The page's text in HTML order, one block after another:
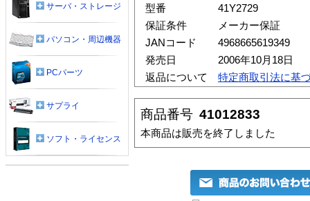
型番
41Y2729
保証条件
メーカー保証
JANコード
4968665619349
発売日
2006年10月18日
返品について
特定商取引法に基
商品番号 41012833
本商品は販売を終了しました
サーバ・ストレージ
パソコン・周辺機器
PCパーツ
サプライ
ソフト・ライセンス